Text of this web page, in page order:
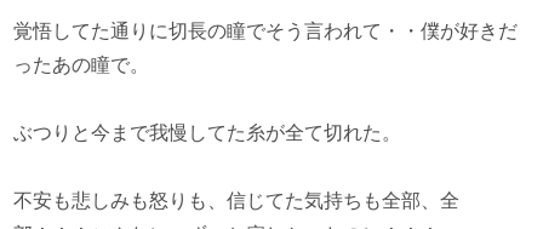
覚悟してた通りに切長の瞳でそう言われて・・僕が好きだ
ったあの瞳で。
ぶつりと今まで我慢してた糸が全て切れた。
不安も悲しみも怒りも、信じてた気持ちも全部、全